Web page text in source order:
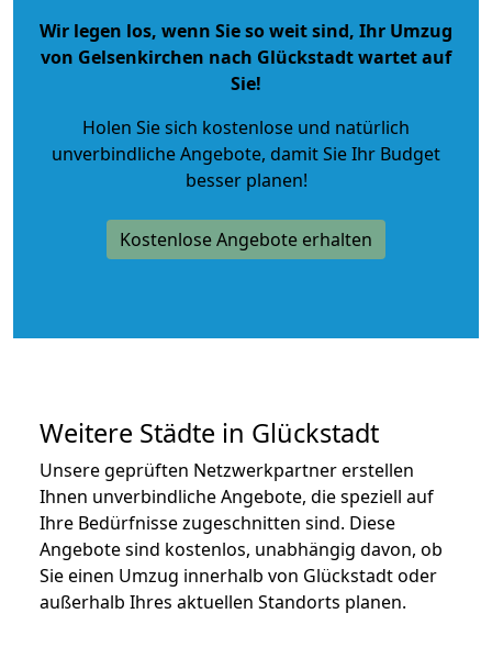
Wir legen los, wenn Sie so weit sind, Ihr Umzug
von Gelsenkirchen nach Glückstadt wartet auf
Sie!
Holen Sie sich kostenlose und natürlich
unverbindliche Angebote, damit Sie Ihr Budget
besser planen!
Kostenlose Angebote erhalten
Weitere Städte in Glückstadt
Unsere geprüften Netzwerkpartner erstellen
Ihnen unverbindliche Angebote, die speziell auf
Ihre Bedürfnisse zugeschnitten sind. Diese
Angebote sind kostenlos, unabhängig davon, ob
Sie einen Umzug innerhalb von Glückstadt oder
außerhalb Ihres aktuellen Standorts planen.